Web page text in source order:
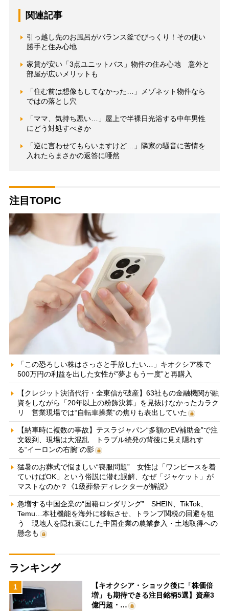
関連記事
引っ越し先のお風呂がバランス釜でびっくり！その使い
勝手と住み心地
家賃が安い「3点ユニットバス」物件の住み心地 意外と
部屋が広いメリットも
「住む前は想像もしてなかった…」メゾネット物件なら
ではの落とし穴
「ママ、気持ち悪い…」屋上で半裸日光浴する中年男性
にどう対処すべきか
「逆に言わせてもらいますけど…」隣家の騒音に苦情を
入れたらまさかの返答に唖然
注目TOPIC
「この恐ろしい株はさっさと手放したい…」キオクシア株で
500万円の利益を出した女性が“夢よもう一度”と再購入
【クレジット決済代行・全東信が破産】63社もの金融機関が融
資をしながら「20年以上の粉飾決算」を見抜けなかったカラク
リ 営業現場では“自転車操業”の焦りも表出していた
【納車時に複数の事故】テスラジャパン“多額のEV補助金”で注
文殺到、現場は大混乱 トラブル続発の背後に見え隠れす
る“イーロンの右腕”の影
猛暑のお葬式で悩ましい“喪服問題” 女性は「ワンピースを着
ていけばOK」という俗説に潜む誤解、なぜ「ジャケット」が
マストなのか？《1級葬祭ディレクターが解説》
急増する中国企業の“国籍ロンダリング” SHEIN、TikTok、
Temu…本社機能を海外に移転させ、トランプ関税の回避を狙
う 現地人を隠れ蓑にした中国企業の農業参入・土地取得への
懸念も
ランキング
1
【キオクシア・ショック後に「株価倍
増」も期待できる注目銘柄5選】資産3
億円超・…